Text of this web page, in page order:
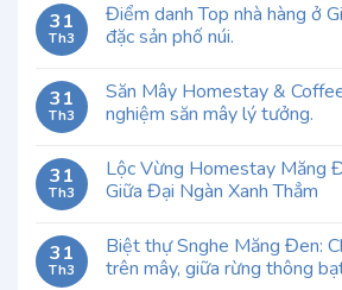
31
Th3
Điểm danh Top nhà hàng ở
đặc sản phố núi.
31
Th3
Săn Mây Homestay &
nghiệm săn mây lý tưởng.
31
Th3
Lộc Vừng Homestay Măng
Giữa Đại Ngàn Xanh Thẳm
31
Th3
Biệt thự Snghe Măng Đen:
trên mây, giữa rừng thông